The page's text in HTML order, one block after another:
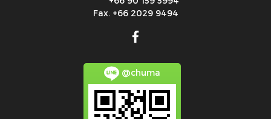
Fax. +66 2029 9494
@chuma